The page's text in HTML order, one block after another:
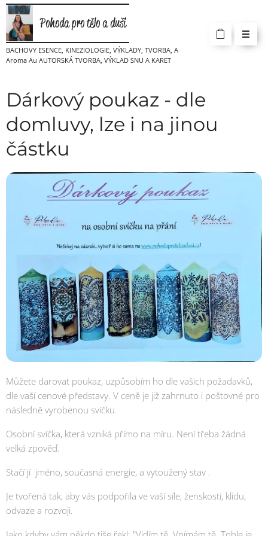
Pohoda pro tělo a duši
BACHOVY ESENCE, KINEZIOLOGIE, VÝKLADY, TVORBA, A
Aroma Au AUTORSKÁ TVORBA, VÝKLAD SNU A KARET
Dárkový poukaz - dle
domluvy, lze i na jinou
částku
Můžete darovat poukaz, uzpůsobím ho dle vašich požadavků,
dle vaší cenové představy. V ceně je již zahrnuto i poštovné pro
následně vyrobenou svíčku.
Osobní svíčka, která vzniká přímo na míru. Není třeba žádná
velká zpověď.
Stačí jí jméno, současná energie, a vytoužený stav .
Je tvořená tak, aby vás podpořila ve vaší síle, ženskosti, klidu,
odvaze a rozvoji.